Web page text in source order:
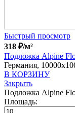
Быстрый просмотр
318 ₽/м²
Подложка Alpine
Германия,
В КОРЗИНУ
Закрыть
Подложка Alpine
Площадь: